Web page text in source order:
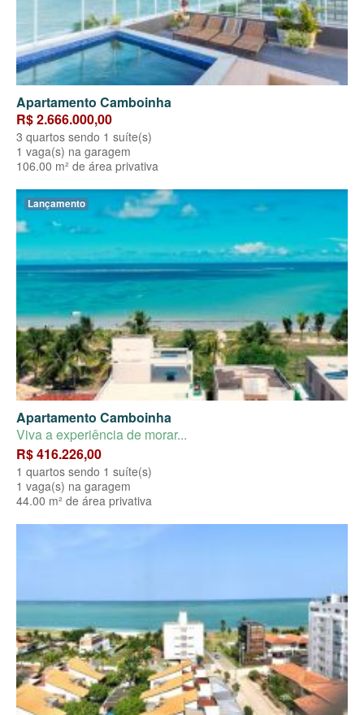
Apartamento Camboinha
R$ 2.666.000,00
3 quartos sendo 1 suíte(s)
1 vaga(s) na garagem
106.00 m² de área privativa
Lançamento
Apartamento Camboinha
Viva a experiência de morar...
R$ 416.226,00
1 quartos sendo 1 suíte(s)
1 vaga(s) na garagem
44.00 m² de área privativa